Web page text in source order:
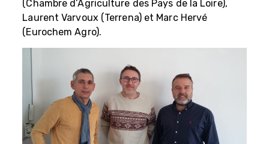
(Chambre d’Agriculture des Pays de la Loire),
Laurent Varvoux (Terrena) et Marc Hervé
(Eurochem Agro).